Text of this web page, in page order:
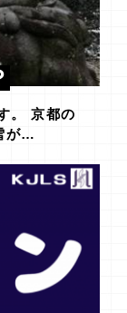
。 京都の
が…